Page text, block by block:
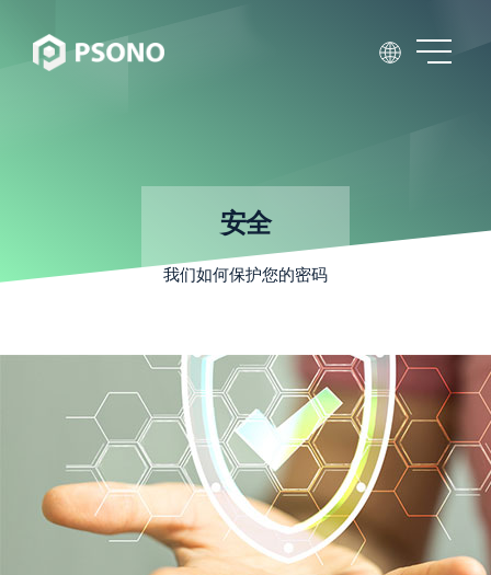
安全
我们如何保护您的密码